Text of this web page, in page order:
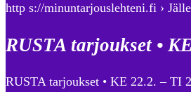
http s://minuntarjouslehteni.fi ›
RUSTA tarjoukset •
RUSTA tarjoukset • KE 22.2. – TI